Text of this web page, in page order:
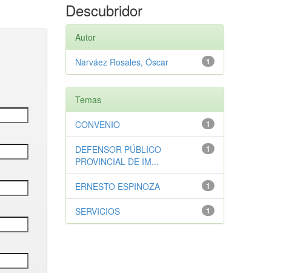
Descubridor
Autor
1
Narváez Rosales, Óscar
Temas
1
CONVENIO
1
DEFENSOR PÚBLICO
PROVINCIAL DE IM...
1
ERNESTO ESPINOZA
1
SERVICIOS